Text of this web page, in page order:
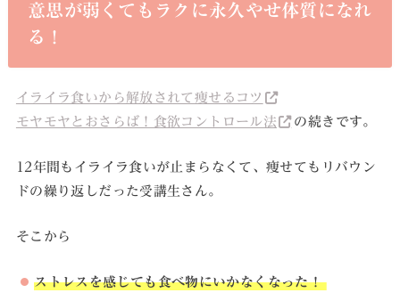
意思が弱くてもラクに永久やせ体質になれ
る！
イライラ食いから解放されて痩せるコツ
モヤモヤとおさらば！食欲コントロール法
の続きです。
12年間もイライラ食いが止まらなくて、痩せてもリバウン
ドの繰り返しだった受講生さん。
そこから
ストレスを感じても食べ物にいかなくなった！